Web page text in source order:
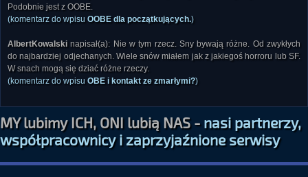
Podobnie jest z OOBE.
(komentarz do wpisu OOBE dla początkujących.)
AlbertKowalski napisał(a): Nie w tym rzecz. Sny bywają różne. Od zwykłych
do najbardziej odjechanych. Wiele snów miałem jak z jakiegoś horroru lub SF.
W snach mogą się dziać różne rzeczy.
(komentarz do wpisu OBE i kontakt ze zmarłymi?)
MY lubimy ICH, ONI lubią NAS -nasi partnerzy,
współpracownicy i zaprzyjaźnione serwisy